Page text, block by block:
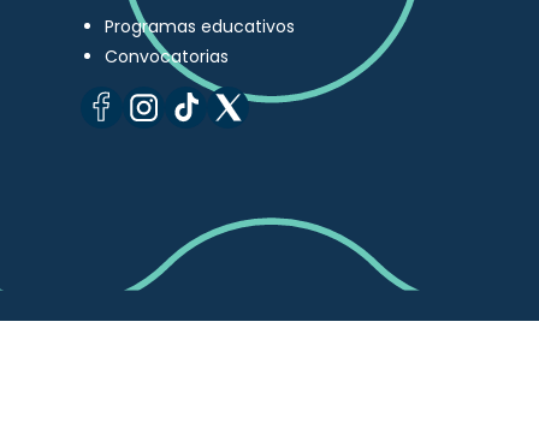
Programas educativos
Convocatorias